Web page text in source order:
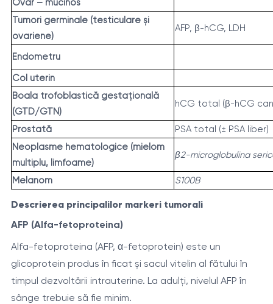
Ovar – mucinos
Tumori germinale (testiculare și
ovariene)
AFP, β-hCG, LDH
Endometru
Col uterin
Boala trofoblastică gestațională
(GTD/GTN)
hCG total (β-hCG
Prostată
PSA total (± PSA liber)
Neoplasme hematologice (mielom
multiplu, limfoame)
β2-microglobulina
Melanom S100B
Descrierea principalilor markeri tumorali
AFP (Alfa-fetoproteina)
Alfa-fetoproteina (AFP, α-fetoprotein) este un
glicoprotein produs în ficat și sacul vitelin al fătului în
timpul dezvoltării intrauterine. La adulți, nivelul AFP în
sânge trebuie să fie minim.